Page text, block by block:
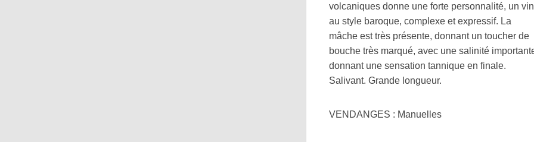
volcaniques donne une forte personnalité, un vin
au style baroque, complexe et expressif. La
mâche est très présente, donnant un toucher de
bouche très marqué, avec une salinité
donnant une sensation tannique en finale.
Salivant. Grande longueur.
VENDANGES : Manuelles